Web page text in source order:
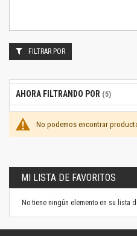
No podemos encontrar
FILTRAR POR
AHORA FILTRANDO POR
MI LISTA DE FAVORITOS
No tiene ningún elemento en su lista